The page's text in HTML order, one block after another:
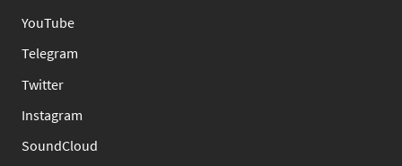
YouTube
Telegram
Twitter
Instagram
SoundCloud